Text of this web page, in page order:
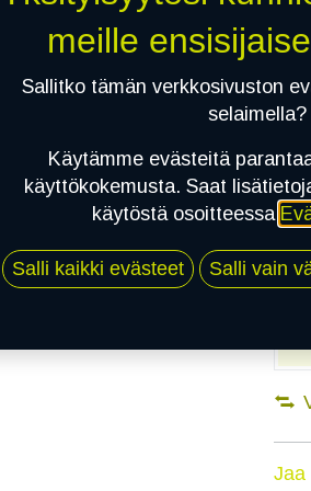
1X
EI
Jaa
meille
Sallitko tämän verkkosivuston
selaimella?
Käytämme evästeitä
käyttökokemusta. Saat
käytöstä osoitteessa
Salli kaikki evästeet Salli vain